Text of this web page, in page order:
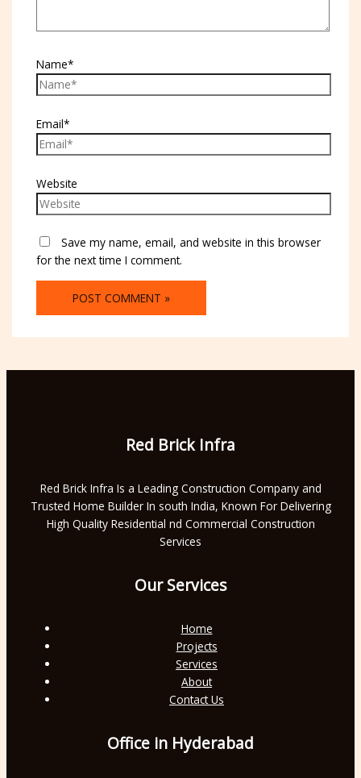
Name*
Email*
Website
Save my name, email, and website in this browser
for the next time I comment.
Red Brick Infra
Red Brick Infra Is a Leading Construction Company and
Trusted Home Builder In south India, Known For Delivering
High Quality Residential nd Commercial Construction
Services
Our Services
Home
Projects
Services
About
Contact Us
Office in Hyderabad